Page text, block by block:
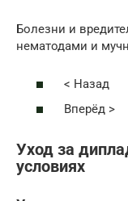
Болезни и
нематодами и
< Назад
Вперёд >
Уход за
условиях